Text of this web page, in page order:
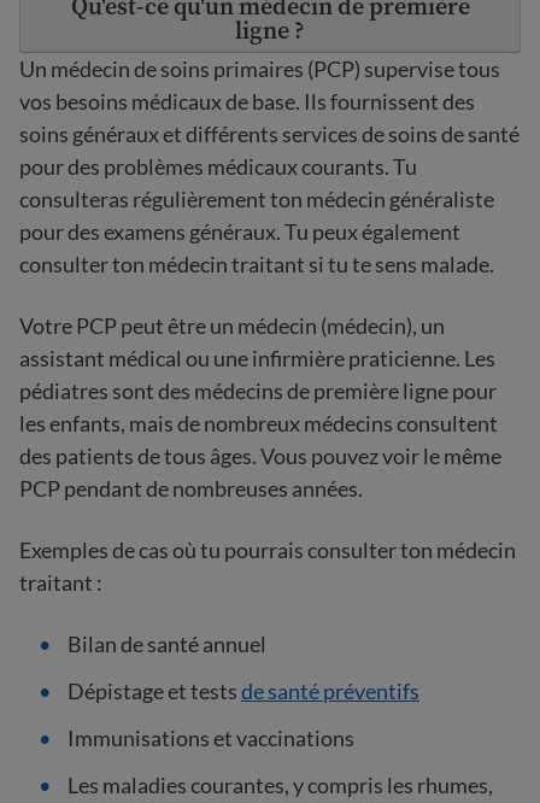
ligne ?
Un médecin de soins primaires (PCP) supervise tous
vos besoins médicaux de base. Ils fournissent des
soins généraux et différents services de soins de santé
pour des problèmes médicaux courants. Tu
consulteras régulièrement ton médecin généraliste
pour des examens généraux. Tu peux également
consulter ton médecin traitant si tu te sens malade.
Votre PCP peut être un médecin (médecin), un
assistant médical ou une infirmière praticienne. Les
pédiatres sont des médecins de première ligne pour
les enfants, mais de nombreux médecins consultent
des patients de tous âges. Vous pouvez voir le même
PCP pendant de nombreuses années.
Exemples de cas où tu pourrais consulter ton médecin
traitant :
Bilan de santé annuel
Dépistage et testsde santé préventifs
Immunisations et vaccinations
Les maladies courantes, y compris les rhumes,